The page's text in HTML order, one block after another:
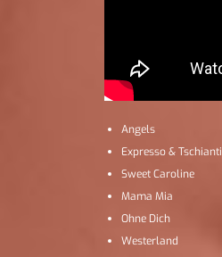
Angels
Expresso & Tschianti
Sweet Caroline
Mama Mia
Ohne Dich
Westerland